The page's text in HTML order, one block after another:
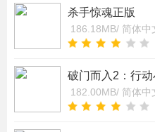
杀手惊魂正版
186.18MB/ 简体中
破门而入2：行动
182.00MB/ 简体中